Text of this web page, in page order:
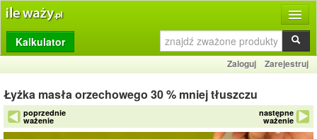
Produkty
Dziennik
Przelicznik
Porównywarka
Kalkulator
Zaloguj Zarejestruj
Łyżka masła orzechowego 30 % mniej tłuszczu
poprzednie
ważenie
następne
ważenie